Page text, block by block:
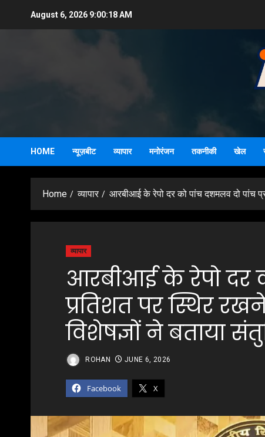
August 6, 2026 9:00:19 AM
HOME न्यूज़बीट व्यापार मनोरंजन तकनीकी खेल
Home व्यापार आरबीआई के रेपो दर को पांच दशमलव दो पांच
व्यापार
आरबीआई के रेपो दर
प्रतिशत पर स्थिर
विशेषज्ञों ने बताया
Facebook X
ROHAN JUNE 6, 2026